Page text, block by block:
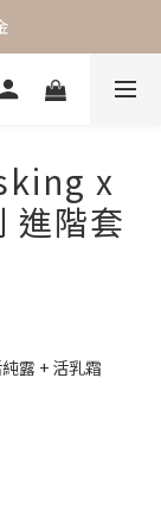
呵護
致呵護
x
進階套
露 + 活乳霜